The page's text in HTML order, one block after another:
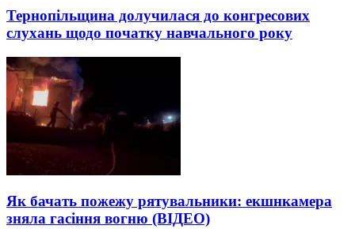
Тернопільщина долучилася до конгресових
слухань щодо початку навчального року
Як бачать пожежу рятувальники: екшнкамера
зняла гасіння вогню (ВІДЕО)